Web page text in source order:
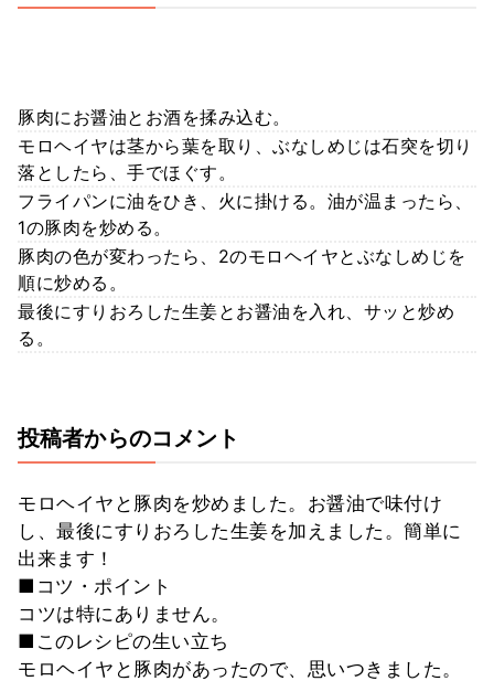
豚肉にお醤油とお酒を揉み込む。
モロヘイヤは茎から葉を取り、ぶなしめじは石突を切り
落としたら、手でほぐす。
フライパンに油をひき、火に掛ける。油が温まったら、
1の豚肉を炒める。
豚肉の色が変わったら、2のモロヘイヤとぶなしめじを
順に炒める。
最後にすりおろした生姜とお醤油を入れ、サッと炒め
る。
投稿者からのコメント
モロヘイヤと豚肉を炒めました。お醤油で味付け
し、最後にすりおろした生姜を加えました。簡単に
出来ます！
■コツ・ポイント
コツは特にありません。
■このレシピの生い立ち
モロヘイヤと豚肉があったので、思いつきました。